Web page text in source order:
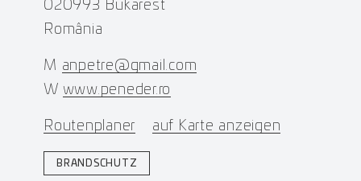
020993 Bukarest
România
M anpetre@gmail.com
W www.peneder.ro
Routenplaner auf Karte anzeigen
BRANDSCHUTZ